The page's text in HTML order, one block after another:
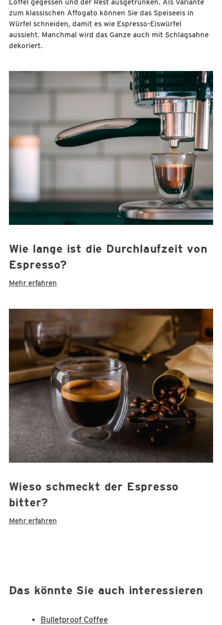
Löffel gegessen und der Rest ausgetrunken. Als Variante
zum klassischen Affogato können Sie das Speiseeis in
Würfel schneiden, damit es wie Espresso-Eiswürfel
aussieht. Manchmal wird das Ganze auch mit Schlagsahne
dekoriert.
Wie lange ist die Durchlaufzeit von
Espresso?
Mehr erfahren
Wieso schmeckt der Espresso
bitter?
Mehr erfahren
Das könnte Sie auch interessieren
Bulletproof Coffee